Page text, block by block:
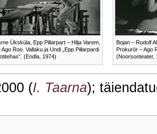
Üksküla, Epp Pillarpart – Hilja Varem,
Roo. Vallaku ja Undi „Epp Pillarpardi
(Endla, 1974)
Bojan – Rudolf
Prokurör – Ago
(Noorsooteater,
(I. Taarna);